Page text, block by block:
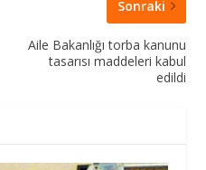
Sonraki
Aile Bakanlığı torba kanunu
tasarısı maddeleri kabul
edildi